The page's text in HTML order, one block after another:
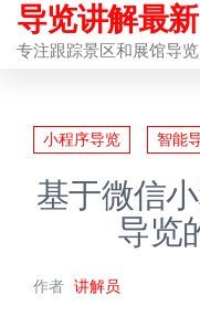
前
往
导览讲解最
专注跟踪景区和展馆导
小程序导览 智能
基于微信
导览
作者 讲解员